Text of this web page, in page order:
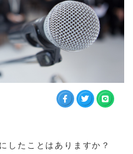
したことはありますか？